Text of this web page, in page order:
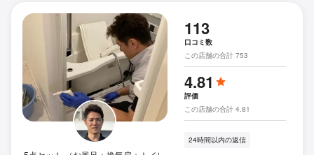
113
口コミ数
この店舗の合計 753
4.81
評価
この店舗の合計 4.81
24時間以内の返信